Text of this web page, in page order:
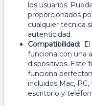
los usuarios.
proporcionados
cualquier técnica
autenticidad.
Compatibilidad:
funciona con una
dispositivos. Este
funciona
incluidos Mac,
escritorio y